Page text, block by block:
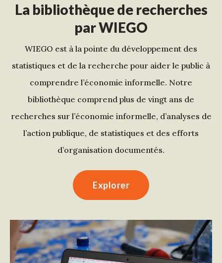
La bibliothèque de recherches
par WIEGO
WIEGO est à la pointe du développement des
statistiques et de la recherche pour aider le public à
comprendre l’économie informelle. Notre
bibliothèque comprend plus de vingt ans de
recherches sur l’économie informelle, d’analyses de
l’action publique, de statistiques et des efforts
d’organisation documentés.
Explorer